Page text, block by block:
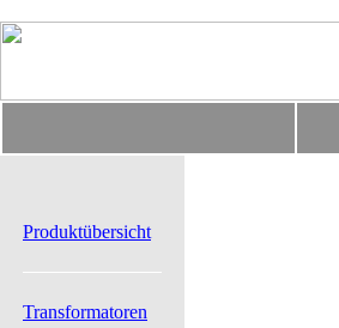
Produktübersicht
Transformatoren